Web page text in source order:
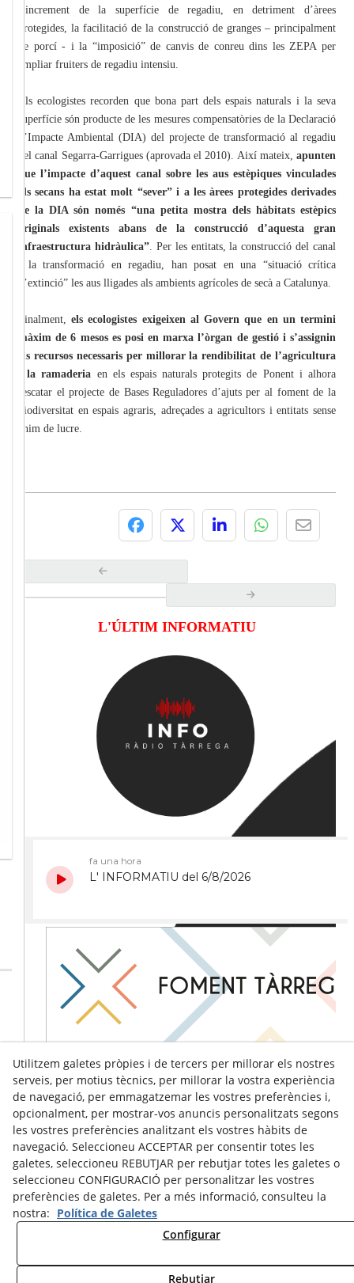
l’increment de la superfície de regadiu, en detriment d’àrees
protegides, la facilitació de la construcció de granges – principalment
de porcí - i la “imposició” de canvis de conreu dins les ZEPA per
ampliar fruiters de regadiu intensiu.
Els ecologistes recorden que bona part dels espais naturals i la seva
superfície són producte de les mesures compensatòries de la Declaració
d’Impacte Ambiental (DIA) del projecte de transformació al regadiu
del canal Segarra-Garrigues (aprovada el 2010). Així mateix, apunten
que l’impacte d’aquest canal sobre les aus estèpiques vinculades
als secans ha estat molt “sever” i a les àrees protegides derivades
de la DIA són només “una petita mostra dels hàbitats estèpics
originals existents abans de la construcció d’aquesta gran
infraestructura hidràulica”. Per les entitats, la construcció del canal
i la transformació en regadiu, han posat en una “situació crítica
d’extinció” les aus lligades als ambients agrícoles de secà a Catalunya.
Finalment,els ecologistes exigeixen al Govern que en un termini
màxim de 6 mesos es posi en marxa l’òrgan de gestió i s’assignin
els recursos necessaris per millorar la rendibilitat de l’agricultura
i la ramaderia en els espais naturals protegits de Ponent i alhora
rescatar el projecte de Bases Reguladores d’ajuts per al foment de la
biodiversitat en espais agraris, adreçades a agricultors i entitats sense
ànim de lucre.
L'ÚLTIM INFORMATIU
Utilitzem galetes pròpies i de tercers per millorar els nostres
serveis, per motius tècnics, per millorar la vostra experiència
de navegació, per emmagatzemar les vostres preferències i,
opcionalment, per mostrar-vos anuncis personalitzats segons
les vostres preferències analitzant els vostres hàbits de
navegació. Seleccioneu ACCEPTAR per consentir totes les
galetes, seleccioneu REBUTJAR per rebutjar totes les galetes o
seleccioneu CONFIGURACIÓ per personalitzar les vostres
preferències de galetes. Per a més informació, consulteu la
nostra: Política de Galetes
Configurar
Rebutjar